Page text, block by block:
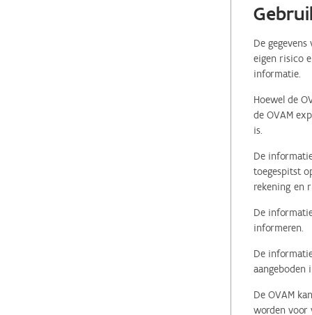
De
eigen risico
informatie.
Hoewel de
de OVAM
is.
De
toegespitst
rekening en
De
informeren.
De
aangeboden
De OVAM
worden voor